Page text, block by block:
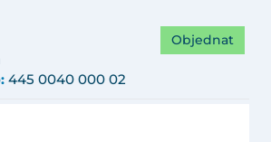
445 0040 000 02
Objednat